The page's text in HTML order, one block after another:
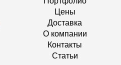
Цены
Доставка
О компании
Контакты
Статьи